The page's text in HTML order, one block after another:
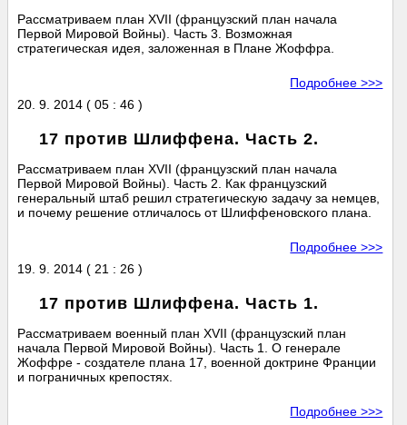
Рассматриваем план XVII (французский план начала
Первой Мировой Войны). Часть 3. Возможная
стратегическая идея, заложенная в Плане Жоффра.
Подробнее >>>
20. 9. 2014 ( 05 : 46 )
17 против Шлиффена. Часть 2.
Рассматриваем план XVII (французский план начала
Первой Мировой Войны). Часть 2. Как французский
генеральный штаб решил стратегическую задачу за немцев,
и почему решение отличалось от Шлиффеновского плана.
Подробнее >>>
19. 9. 2014 ( 21 : 26 )
17 против Шлиффена. Часть 1.
Рассматриваем военный план XVII (французский план
начала Первой Мировой Войны). Часть 1. О генерале
Жоффре - создателе плана 17, военной доктрине Франции
и пограничных крепостях.
Подробнее >>>